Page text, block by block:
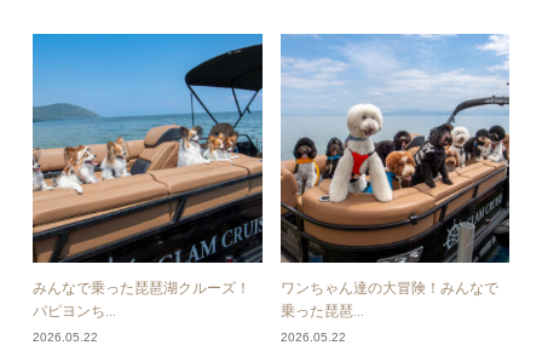
みんなで乗った琵琶湖クルーズ！
パピヨンち...
2026.05.22
ワンちゃん達の大冒険！みんなで
乗った琵琶...
2026.05.22